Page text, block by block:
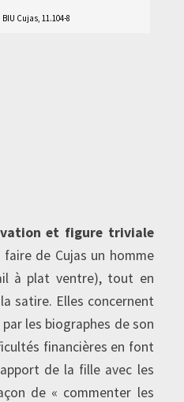
BIU Cujas, 11.104-8
et figure triviale
de Cujas un homme
à plat ventre), tout en
satire. Elles concernent
les biographes de son
financières en font
de la fille avec les
de « commenter les